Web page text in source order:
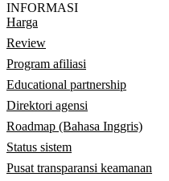
INFORMASI
Harga
Review
Program afiliasi
Educational partnership
Direktori agensi
Roadmap (Bahasa Inggris)
Status sistem
Pusat transparansi keamanan